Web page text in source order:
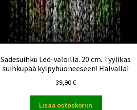
Sadesuihku Led-valoilla. 20 cm. Tyylikäs
suihkupää kylpyhuoneeseen! Halvalla!
39,90€
Lisää ostoskoriin